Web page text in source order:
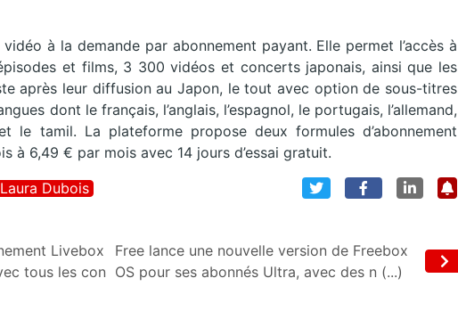
à la demande par abonnement payant. Elle permet l’accès à
et films, 3 300 vidéos et concerts japonais, ainsi que les
après leur diffusion au Japon, le tout avec option de sous-titres
dont le français, l’anglais, l’espagnol, le portugais, l’allemand,
le tamil. La plateforme propose deux formules d’abonnement
à 6,49 € par mois avec 14 jours d’essai gratuit.
Laura Dubois
Livebox
tous les con
Free lance une nouvelle version de Freebox
OS pour ses abonnés Ultra, avec des n (...)